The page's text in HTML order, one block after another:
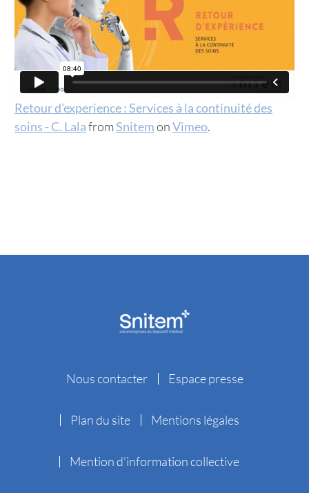
Retour d'experience : Services à la continuité des
soins - C. LalafromSnitemonVimeo.
Nous contacter Espace presse
Plan du site Mentions légales
Mention d’information collective